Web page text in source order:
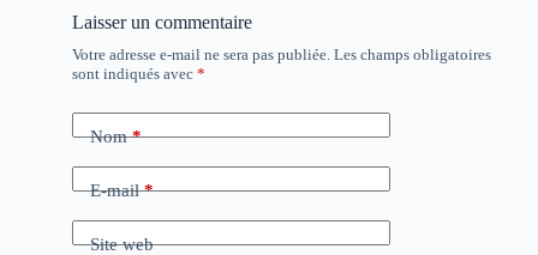
Laisser un commentaire
Votre adresse e-mail ne sera pas publiée. Les champs obligatoires
sont indiqués avec *
Nom*
E-mail*
Site web